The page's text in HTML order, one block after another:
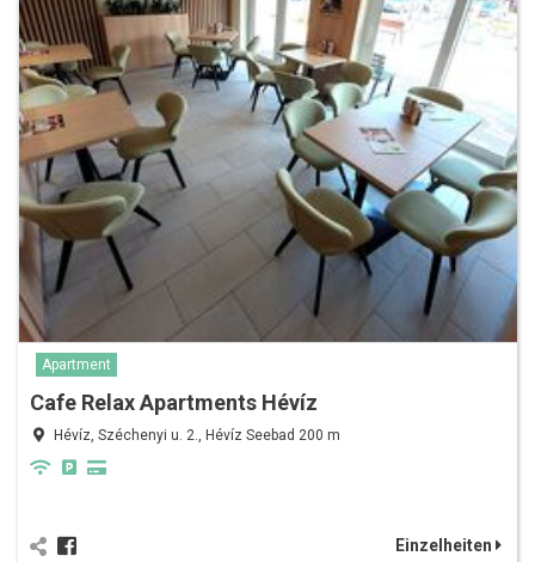
Apartment
Cafe Relax Apartments Hévíz
Hévíz, Széchenyi u. 2., Hévíz Seebad 200 m
Einzelheiten